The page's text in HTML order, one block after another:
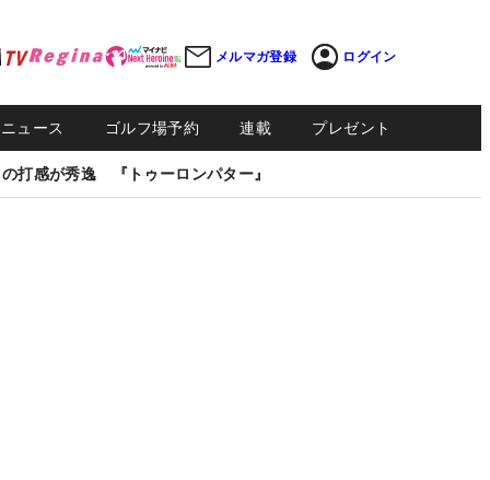
メルマガ登録 ログイン
ュース ゴルフ場予約 連載 プレゼント
打感が秀逸 『トゥーロンパター』